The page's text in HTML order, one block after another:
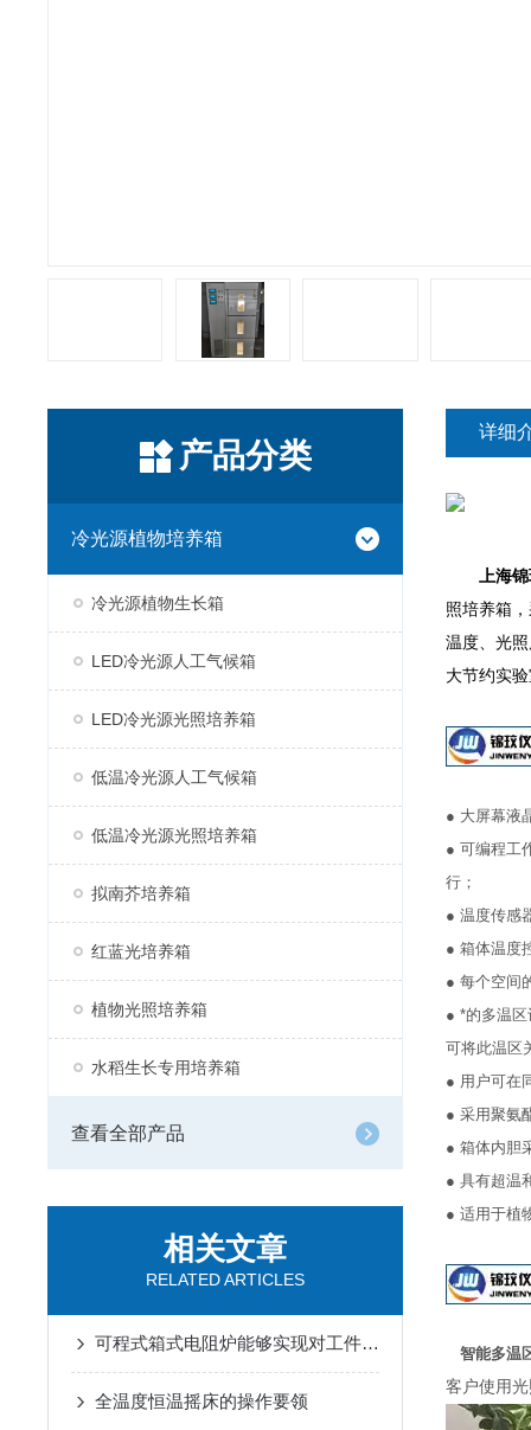
产品分类
冷光源植物培养箱
冷光源植物生长箱
LED冷光源人工气候箱
LED冷光源光照培养箱
低温冷光源人工气候箱
低温冷光源光照培养箱
拟南芥培养箱
红蓝光培养箱
植物光照培养箱
水稻生长专用培养箱
查看全部产品
相关文章
RELATED ARTICLES
可程式箱式电阻炉能够实现对工件的准确加热
全温度恒温摇床的操作要领
详细
上海
照培养箱
温度、光
大节约实
● 大屏幕液
● 可编程工
行；
● 温度传感
● 箱体温度
● 每个空间
● *的多温
可将此温区
● 用户可在
● 采用聚氨
● 箱体内胆
● 具有超温
● 适用于植
智能多温
客户使用